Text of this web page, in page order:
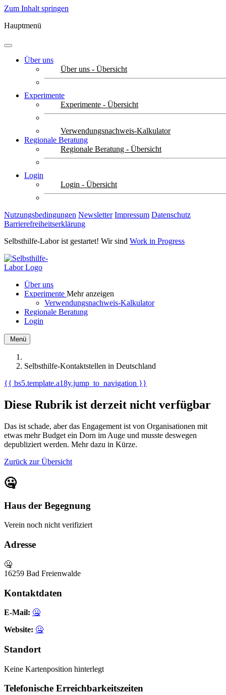
Zum Inhalt springen
Hauptmenü
Über uns
Über uns - Übersicht
Experimente
Experimente - Übersicht
Verwendungsnachweis-Kalkulator
Regionale Beratung
Regionale Beratung - Übersicht
Login
Login - Übersicht
Nutzungsbedingungen Newsletter Impressum Datenschutz
Barrierefreiheitserklärung
Selbsthilfe-Labor ist gestartet! Wir sind Work in Progress
Über uns
Experimente Mehr anzeigen
Verwendungsnachweis-Kalkulator
Regionale Beratung
Login
Menü
Selbsthilfe-Kontaktstellen in Deutschland
{{ bs5.template.a18y.jump_to_navigation }}
Diese Rubrik ist derzeit nicht verfügbar
Das ist schade, aber das Engagement ist von Organisationen mit
etwas mehr Budget ein Dorn im Auge und musste deswegen
depubliziert werden. Mehr dazu in Kürze.
Zurück zur Übersicht
🤐
Haus der Begegnung
Verein noch nicht verifiziert
Adresse
🤐
16259 Bad Freienwalde
Kontaktdaten
E-Mail: 🤐
Website: 🤐
Standort
Keine Kartenposition hinterlegt
Telefonische Erreichbarkeitszeiten